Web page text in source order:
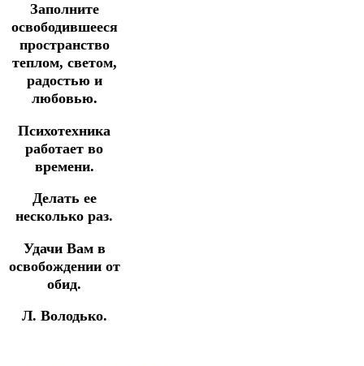
Заполните
освободившееся
пространство
теплом, светом,
радостью и
любовью.
Психотехника
работает во
времени.
Делать ее
несколько раз.
Удачи Вам в
освобождении от
обид.
Л. Володько.